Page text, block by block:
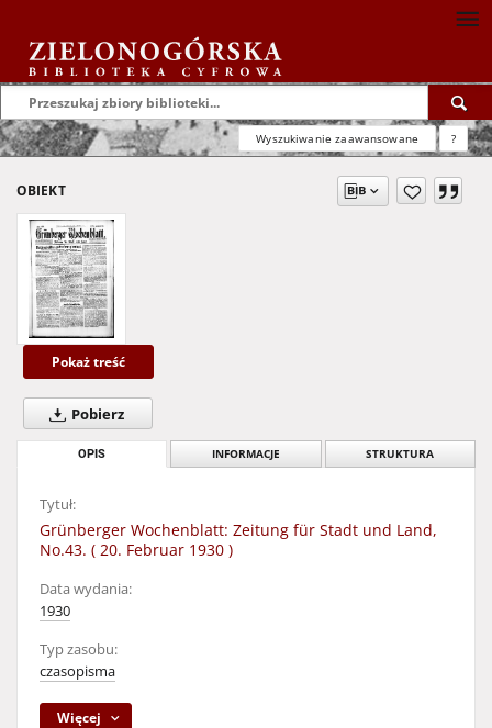
Wyszukiwanie zaawansowane ?
OBIEKT
Pokaż treść
Pobierz
OPIS INFORMACJE STRUKTURA
Tytuł:
Grünberger Wochenblatt: Zeitung für Stadt und Land,
No.43. ( 20. Februar 1930 )
Data wydania:
1930
Typ zasobu:
czasopisma
Więcej